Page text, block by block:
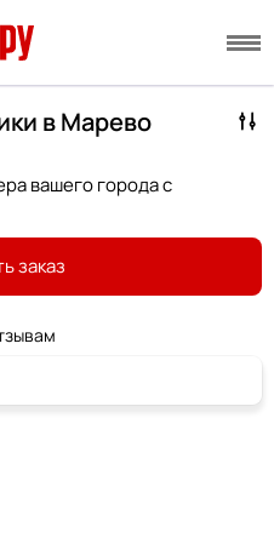
в Марево
вашего города с
заказ